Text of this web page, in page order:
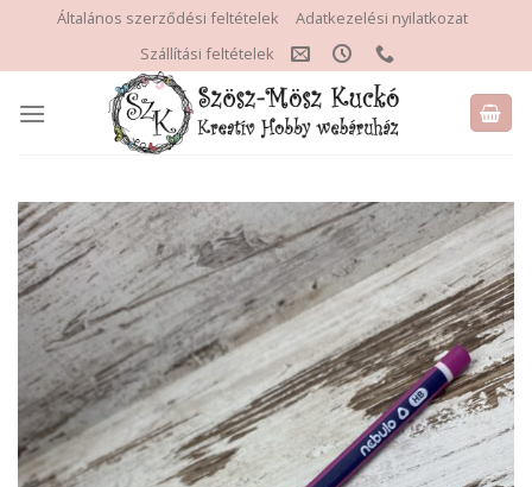
content
Általános szerződési feltételek
Adatkezelési nyilatkozat
Szállítási feltételek